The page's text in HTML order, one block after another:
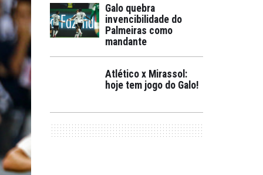
Galo quebra
invencibilidade do
Palmeiras como
mandante
Atlético x Mirassol:
hoje tem jogo do Galo!